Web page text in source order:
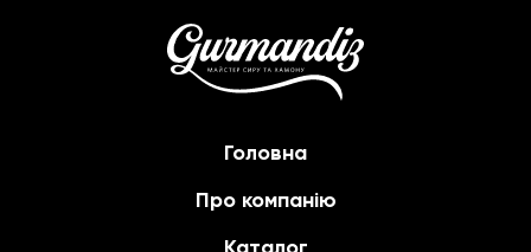
Головна
Про компанію